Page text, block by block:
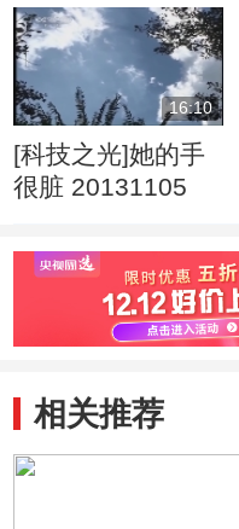
16:10
[科技之光]她的手
很脏 20131105
相关推荐